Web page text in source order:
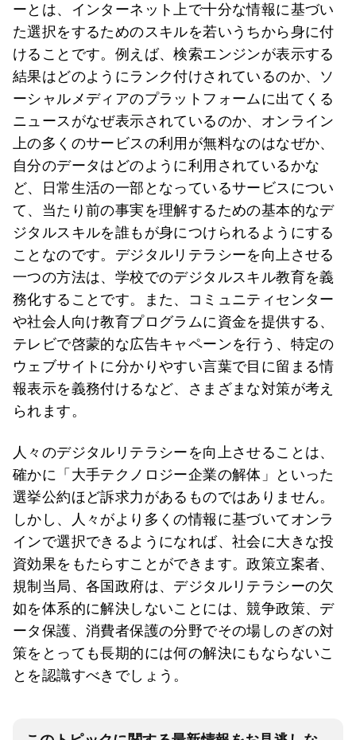
ーとは、インターネット上で十分な情報に基づい
た選択をするためのスキルを若いうちから身に付
けることです。例えば、検索エンジンが表示する
結果はどのようにランク付けされているのか、ソ
ーシャルメディアのプラットフォームに出てくる
ニュースがなぜ表示されているのか、オンライン
上の多くのサービスの利用が無料なのはなぜか、
自分のデータはどのように利用されているかな
ど、日常生活の一部となっているサービスについ
て、当たり前の事実を理解するための基本的なデ
ジタルスキルを誰もが身につけられるようにする
ことなのです。デジタルリテラシーを向上させる
一つの方法は、学校でのデジタルスキル教育を義
務化することです。また、コミュニティセンター
や社会人向け教育プログラムに資金を提供する、
テレビで啓蒙的な広告キャペーンを行う、特定の
ウェブサイトに分かりやすい言葉で目に留まる情
報表示を義務付けるなど、さまざまな対策が考え
られます。
人々のデジタルリテラシーを向上させることは、
確かに「大手テクノロジー企業の解体」といった
選挙公約ほど訴求力があるものではありません。
しかし、人々がより多くの情報に基づいてオンラ
インで選択できるようになれば、社会に大きな投
資効果をもたらすことができます。政策立案者、
規制当局、各国政府は、デジタルリテラシーの欠
如を体系的に解決しないことには、競争政策、デ
ータ保護、消費者保護の分野でその場しのぎの対
策をとっても長期的には何の解決にもならないこ
とを認識すべきでしょう。